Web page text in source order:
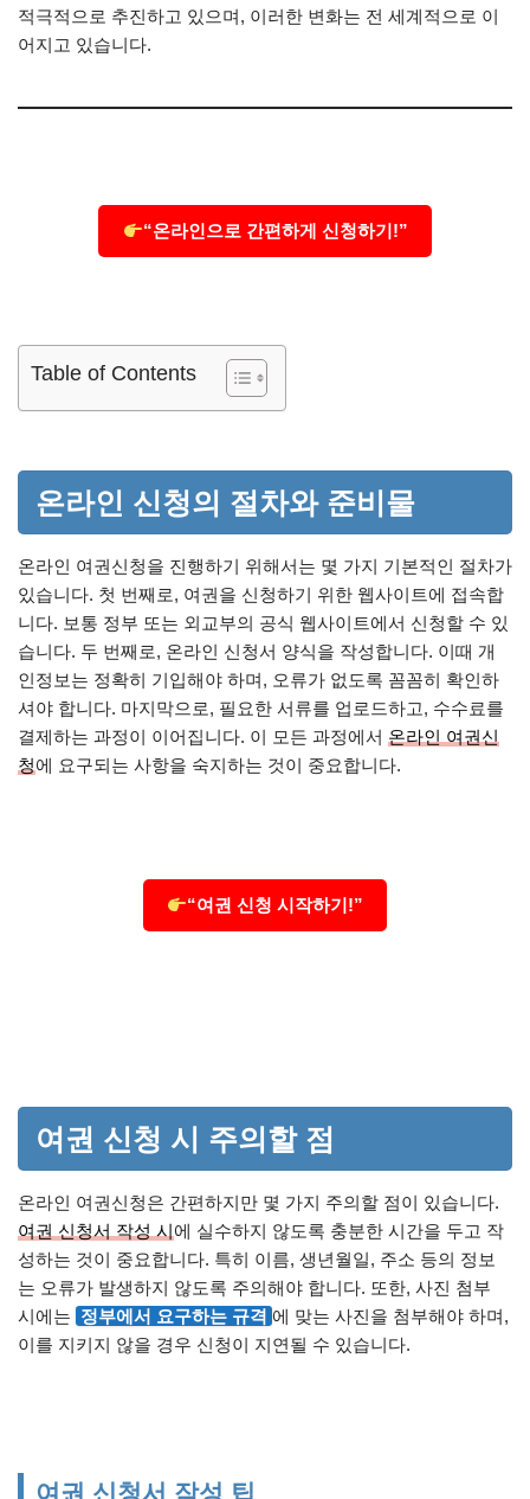
적극적으로 추진하고 있으며, 이러한 변화는 전 세계적으로 이
어지고 있습니다.
“온라인으로 간편하게 신청하기!”
Table of Contents
온라인 신청의 절차와 준비물
온라인 여권신청을 진행하기 위해서는 몇 가지 기본적인 절차가
있습니다. 첫 번째로, 여권을 신청하기 위한 웹사이트에 접속합
니다. 보통 정부 또는 외교부의 공식 웹사이트에서 신청할 수 있
습니다. 두 번째로, 온라인 신청서 양식을 작성합니다. 이때 개
인정보는 정확히 기입해야 하며, 오류가 없도록 꼼꼼히 확인하
셔야 합니다. 마지막으로, 필요한 서류를 업로드하고, 수수료를
결제하는 과정이 이어집니다. 이 모든 과정에서 온라인 여권신
청에 요구되는 사항을 숙지하는 것이 중요합니다.
“여권 신청 시작하기!”
여권 신청 시 주의할 점
온라인 여권신청은 간편하지만 몇 가지 주의할 점이 있습니다.
여권 신청서 작성 시에 실수하지 않도록 충분한 시간을 두고 작
성하는 것이 중요합니다. 특히 이름, 생년월일, 주소 등의 정보
는 오류가 발생하지 않도록 주의해야 합니다. 또한, 사진 첨부
시에는 정부에서 요구하는 규격 에 맞는 사진을 첨부해야 하며,
이를 지키지 않을 경우 신청이 지연될 수 있습니다.
여권 신청서 작성 팁